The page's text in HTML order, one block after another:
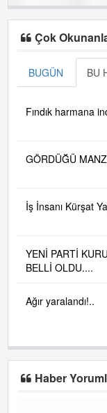
Çok
BUGÜN BU
Fındık harmana
GÖRDÜĞÜ
İş İnsanı Kürşat
YENİ PARTİ
BELLİ OLDU....
Ağır yaralandı!..
Haber